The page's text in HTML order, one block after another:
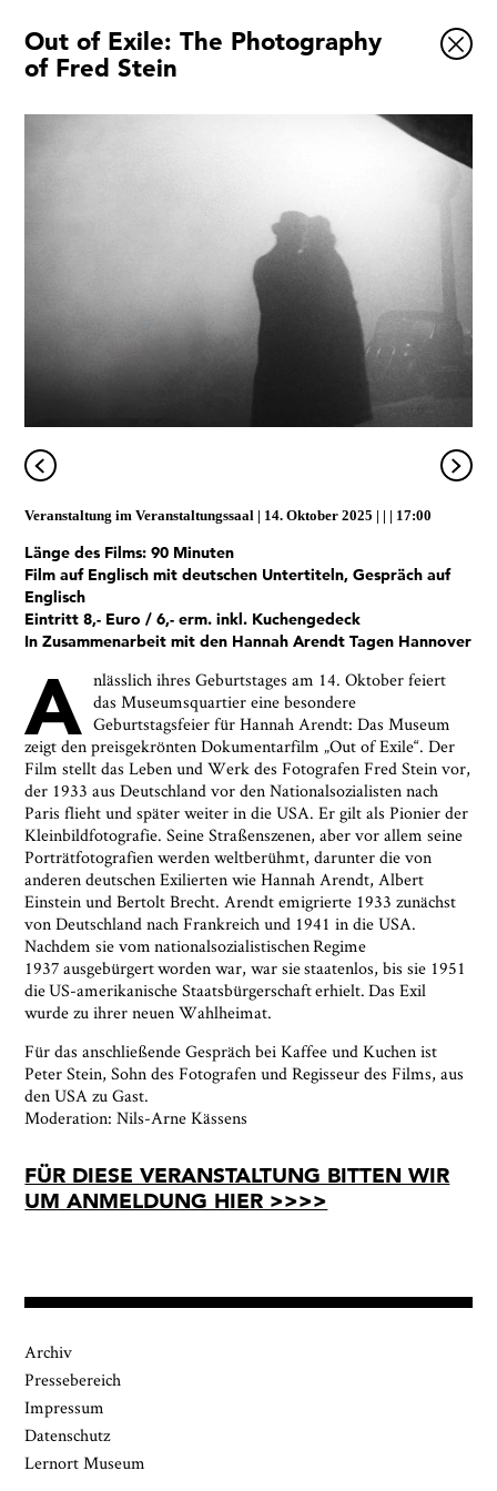
Out of Exile: The Photography
of Fred Stein
Veranstaltung imVeranstaltungssaal 14. Oktober 2025 17:00
Länge des Films: 90 Minuten
Film auf Englisch mit deutschen Untertiteln, Gespräch auf
Englisch
Eintritt 8,- Euro / 6,- erm. inkl. Kuchengedeck
In Zusammenarbeit mit den Hannah Arendt Tagen Hannover
A nlässlich ihres Geburtstages am 14. Oktober feiert
das Museumsquartier eine besondere
Geburtstagsfeier für Hannah Arendt: Das Museum
zeigt den preisgekrönten Dokumentarfilm „Out of Exile“. Der
Film stellt das Leben und Werk des Fotografen Fred Stein vor,
der 1933 aus Deutschland vor den Nationalsozialisten nach
Paris flieht und später weiter in die USA. Er gilt als Pionier der
Kleinbildfotografie. Seine Straßenszenen, aber vor allem seine
Porträtfotografien werden weltberühmt, darunter die von
anderen deutschen Exilierten wie Hannah Arendt, Albert
Einstein und Bertolt Brecht. Arendt emigrierte 1933 zunächst
von Deutschland nach Frankreich und 1941 in die USA.
Nachdem sie vom nationalsozialistischen Regime
1937 ausgebürgert worden war, war sie staatenlos, bis sie 1951
die US-amerikanische Staatsbürgerschaft erhielt. Das Exil
wurde zu ihrer neuen Wahlheimat.
Für das anschließende Gespräch bei Kaffee und Kuchen ist
Peter Stein, Sohn des Fotografen und Regisseur des Films, aus
den USA zu Gast.
Moderation: Nils-Arne Kässens
FÜR DIESE VERANSTALTUNG BITTEN WIR
UM ANMELDUNG HIER >>>>
Archiv
Pressebereich
Impressum
Datenschutz
Lernort Museum
Ausstellungen
Besuch
Kontakt
Ja, ich bin damit einverstanden, dass das
Museumsquartier Osnabrück die oben
angegebenen Informationen speichert, um mir den
Newsletter zusenden zu können. Ich kann diese
Zustimmung jederzeit widerrufen und die
Informationen aus den Systemen des
Museumsquartiers Osnabrück löschen lassen. Es
besteht ein Beschwerderecht bei einer
Aufsichtsbehörde für Datenschutz. Weitere
Informationen siehe:Datenschutz-Seite.*
* notwendige Angaben